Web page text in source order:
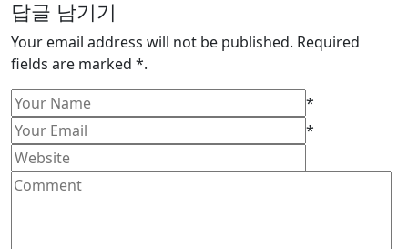
Your email address will not be published. Required
fields are marked *.
*